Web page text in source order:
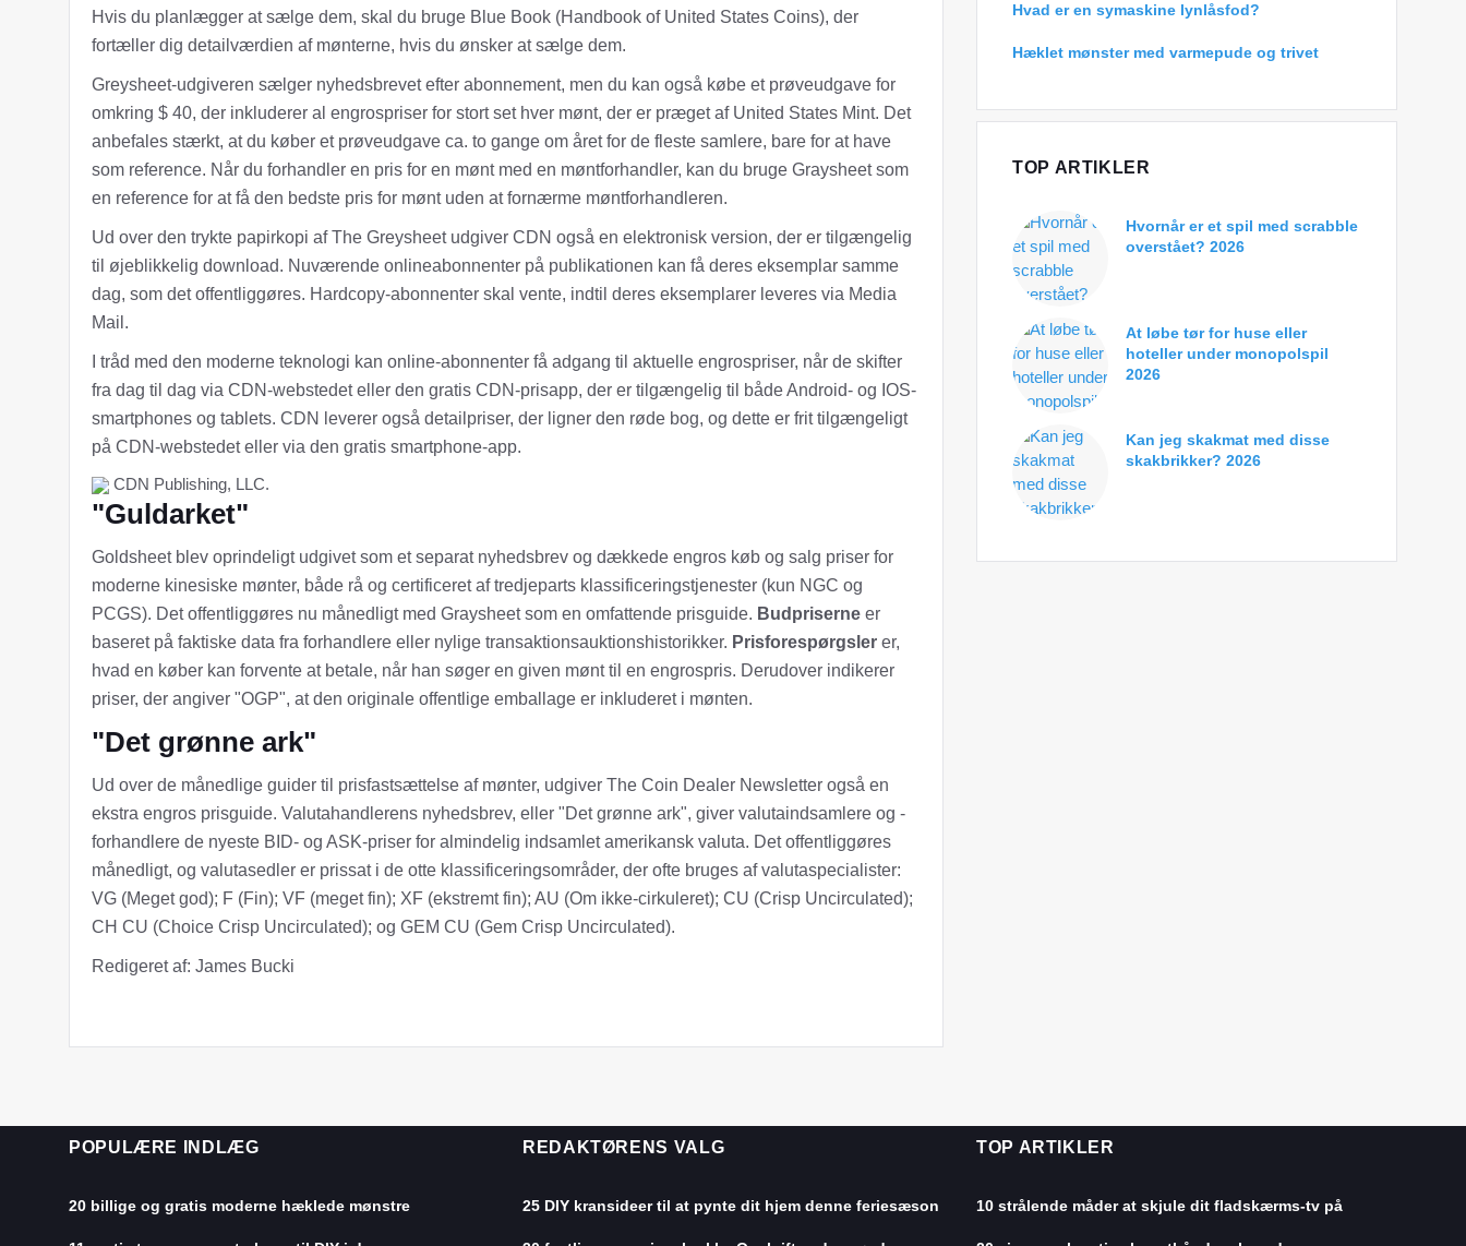
Hvis du planlægger at sælge dem, skal du bruge Blue Book (Handbook of United States Coins), der
fortæller dig detailværdien af ​​mønterne, hvis du ønsker at sælge dem.
Greysheet-udgiveren sælger nyhedsbrevet efter abonnement, men du kan også købe et prøveudgave for
omkring $ 40, der inkluderer al engrospriser for stort set hver mønt, der er præget af United States Mint. Det
anbefales stærkt, at du køber et prøveudgave ca. to gange om året for de fleste samlere, bare for at have
som reference. Når du forhandler en pris for en mønt med en møntforhandler, kan du bruge Graysheet som
en reference for at få den bedste pris for mønt uden at fornærme møntforhandleren.
Ud over den trykte papirkopi af The Greysheet udgiver CDN også en elektronisk version, der er tilgængelig
til øjeblikkelig download. Nuværende onlineabonnenter på publikationen kan få deres eksemplar samme
dag, som det offentliggøres. Hardcopy-abonnenter skal vente, indtil deres eksemplarer leveres via Media
Mail.
I tråd med den moderne teknologi kan online-abonnenter få adgang til aktuelle engrospriser, når de skifter
fra dag til dag via CDN-webstedet eller den gratis CDN-prisapp, der er tilgængelig til både Android- og IOS-
smartphones og tablets. CDN leverer også detailpriser, der ligner den røde bog, og dette er frit tilgængeligt
på CDN-webstedet eller via den gratis smartphone-app.
CDN Publishing, LLC.
"Guldarket"
Goldsheet blev oprindeligt udgivet som et separat nyhedsbrev og dækkede engros køb og salg priser for
moderne kinesiske mønter, både rå og certificeret af tredjeparts klassificeringstjenester (kun NGC og
PCGS). Det offentliggøres nu månedligt med Graysheet som en omfattende prisguide. Budpriserne er
baseret på faktiske data fra forhandlere eller nylige transaktionsauktionshistorikker. Prisforespørgsler er,
hvad en køber kan forvente at betale, når han søger en given mønt til en engrospris. Derudover indikerer
priser, der angiver "OGP", at den originale offentlige emballage er inkluderet i mønten.
"Det grønne ark"
Ud over de månedlige guider til prisfastsættelse af mønter, udgiver The Coin Dealer Newsletter også en
ekstra engros prisguide. Valutahandlerens nyhedsbrev, eller "Det grønne ark", giver valutaindsamlere og -
forhandlere de nyeste BID- og ASK-priser for almindelig indsamlet amerikansk valuta. Det offentliggøres
månedligt, og valutasedler er prissat i de otte klassificeringsområder, der ofte bruges af valutaspecialister:
VG (Meget god); F (Fin); VF (meget fin); XF (ekstremt fin); AU (Om ikke-cirkuleret); CU (Crisp Uncirculated);
CH CU (Choice Crisp Uncirculated); og GEM CU (Gem Crisp Uncirculated).
Redigeret af: James Bucki
Hvad er en symaskine lynlåsfod?
Hæklet mønster med varmepude og trivet
TOP ARTIKLER
Hvornår er et spil med scrabble
overstået? 2026
At løbe tør for huse eller
hoteller under monopolspil
2026
Kan jeg skakmat med disse
skakbrikker? 2026
POPULÆRE INDLÆG
20 billige og gratis moderne hæklede mønstre
REDAKTØRENS VALG
25 DIY kransideer til at pynte dit hjem denne feriesæson
TOP ARTIKLER
10 strålende måder at skjule dit fladskærms-tv på